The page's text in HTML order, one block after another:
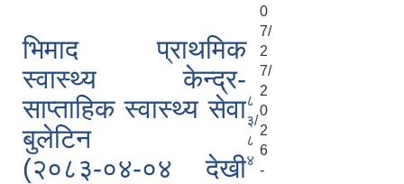
भिमाद प्राथमिक
स्वास्थ्य केन्द्र-
साप्ताहिक स्वास्थ्य सेवा
बुलेटिन
(२०८३-०४-०४ देखी
८
३/
८
४
0
7/
2
7/
2
0
2
6
-